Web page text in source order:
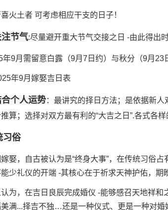
火土者 可考虑相应干支的日子！
节气:尽量避开重大节气交接之日 -由此得出
年9月需留意白露（9月7日约）与秋分（9月23
个人运势：最讲究的择日方法；是依据新
算；选择对双方最有利的“大吉之日”.各式各
习俗
娶，自古被认为是“终身大事”，在传统习俗
少礼仪的开端 -其核心在于祈求天神护佑，期
为，在吉日良辰完成婚仪 -能够感召天地祥和
满...择吉不独…还是一种仪式、更是一种对婚